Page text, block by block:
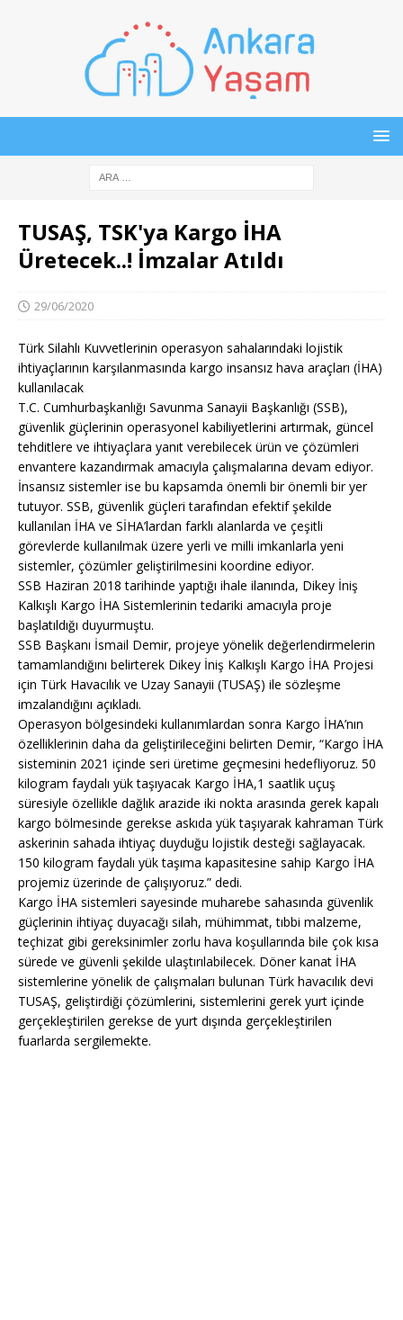
TUSAŞ, TSK'ya Kargo İHA
Üretecek..! İmzalar Atıldı
29/06/2020
Türk Silahlı Kuvvetlerinin operasyon sahalarındaki lojistik
ihtiyaçlarının karşılanmasında kargo insansız hava araçları (İHA)
kullanılacak
T.C. Cumhurbaşkanlığı Savunma Sanayii Başkanlığı (SSB),
güvenlik güçlerinin operasyonel kabiliyetlerini artırmak, güncel
tehditlere ve ihtiyaçlara yanıt verebilecek ürün ve çözümleri
envantere kazandırmak amacıyla çalışmalarına devam ediyor.
İnsansız sistemler ise bu kapsamda önemli bir önemli bir yer
tutuyor. SSB, güvenlik güçleri tarafından efektif şekilde
kullanılan İHA ve SİHA’lardan farklı alanlarda ve çeşitli
görevlerde kullanılmak üzere yerli ve milli imkanlarla yeni
sistemler, çözümler geliştirilmesini koordine ediyor.
SSB Haziran 2018 tarihinde yaptığı ihale ilanında, Dikey İniş
Kalkışlı Kargo İHA Sistemlerinin tedariki amacıyla proje
başlatıldığı duyurmuştu.
SSB Başkanı İsmail Demir, projeye yönelik değerlendirmelerin
tamamlandığını belirterek Dikey İniş Kalkışlı Kargo İHA Projesi
için Türk Havacılık ve Uzay Sanayii (TUSAŞ) ile sözleşme
imzalandığını açıkladı.
Operasyon bölgesindeki kullanımlardan sonra Kargo İHA’nın
özelliklerinin daha da geliştirileceğini belirten Demir, “Kargo İHA
sisteminin 2021 içinde seri üretime geçmesini hedefliyoruz. 50
kilogram faydalı yük taşıyacak Kargo İHA,1 saatlik uçuş
süresiyle özellikle dağlık arazide iki nokta arasında gerek kapalı
kargo bölmesinde gerekse askıda yük taşıyarak kahraman Türk
askerinin sahada ihtiyaç duyduğu lojistik desteği sağlayacak.
150 kilogram faydalı yük taşıma kapasitesine sahip Kargo İHA
projemiz üzerinde de çalışıyoruz.” dedi.
Kargo İHA sistemleri sayesinde muharebe sahasında güvenlik
güçlerinin ihtiyaç duyacağı silah, mühimmat, tıbbi malzeme,
teçhizat gibi gereksinimler zorlu hava koşullarında bile çok kısa
sürede ve güvenli şekilde ulaştırılabilecek. Döner kanat İHA
sistemlerine yönelik de çalışmaları bulunan Türk havacılık devi
TUSAŞ, geliştirdiği çözümlerini, sistemlerini gerek yurt içinde
gerçekleştirilen gerekse de yurt dışında gerçekleştirilen
fuarlarda sergilemekte.